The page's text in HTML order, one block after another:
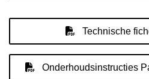
Technische
Onderhoudsinstructies